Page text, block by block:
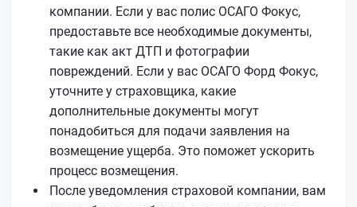
компании. Если у вас полис ОСАГО Фокус,
предоставьте все необходимые документы,
такие как акт ДТП и фотографии
повреждений. Если у вас ОСАГО Форд Фокус,
уточните у страховщика, какие
дополнительные документы могут
понадобиться для подачи заявления на
возмещение ущерба. Это поможет ускорить
процесс возмещения.
После уведомления страховой компании, вам